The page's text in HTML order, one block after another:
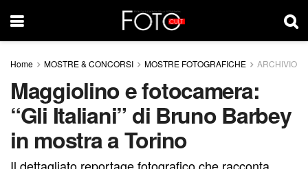
Home MOSTRE & CONCORSI MOSTRE FOTOGRAFICHE ARCHIVIO
Maggiolino e fotocamera:
“Gli Italiani” di Bruno Barbey
in mostra a Torino
Il dettagliato reportage fotografico che racconta